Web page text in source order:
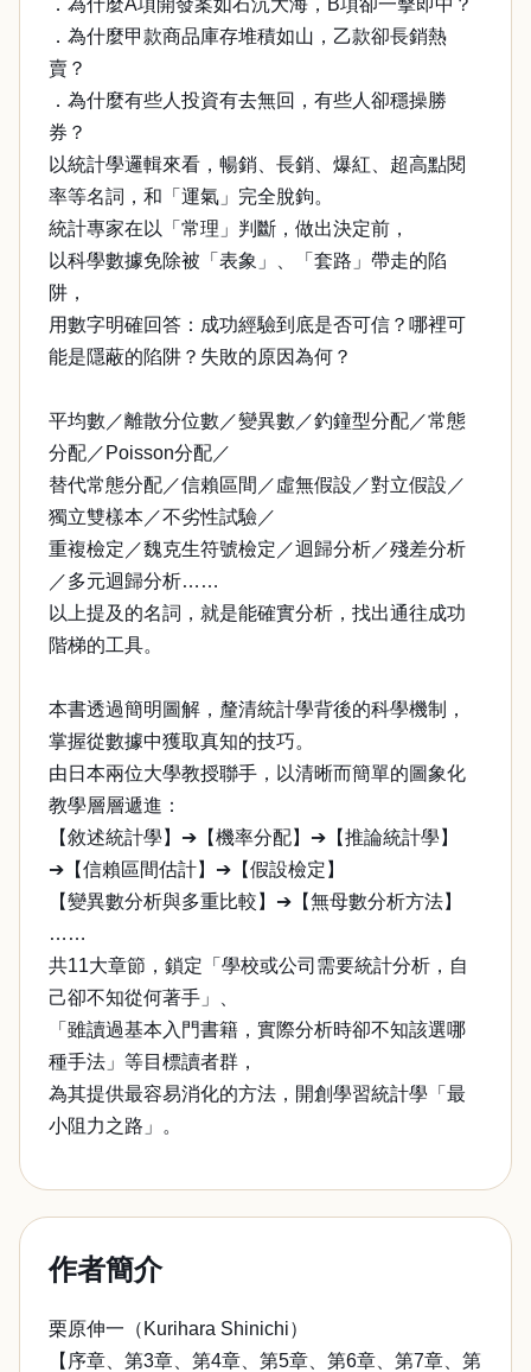
．為什麼A項開發案如石沉大海，B項卻一擊即中？
．為什麼甲款商品庫存堆積如山，乙款卻長銷熱
賣？
．為什麼有些人投資有去無回，有些人卻穩操勝
券？
以統計學邏輯來看，暢銷、長銷、爆紅、超高點閱
率等名詞，和「運氣」完全脫鉤。
統計專家在以「常理」判斷，做出決定前，
以科學數據免除被「表象」、「套路」帶走的陷
阱，
用數字明確回答：成功經驗到底是否可信？哪裡可
能是隱蔽的陷阱？失敗的原因為何？
平均數／離散分位數／變異數／釣鐘型分配／常態
分配／Poisson分配／
替代常態分配／信賴區間／虛無假設／對立假設／
獨立雙樣本／不劣性試驗／
重複檢定／魏克生符號檢定／迴歸分析／殘差分析
／多元迴歸分析……
以上提及的名詞，就是能確實分析，找出通往成功
階梯的工具。
本書透過簡明圖解，釐清統計學背後的科學機制，
掌握從數據中獲取真知的技巧。
由日本兩位大學教授聯手，以清晰而簡單的圖象化
教學層層遞進：
【敘述統計學】➔【機率分配】➔【推論統計學】
➔【信賴區間估計】➔【假設檢定】
【變異數分析與多重比較】➔【無母數分析方法】
……
共11大章節，鎖定「學校或公司需要統計分析，自
己卻不知從何著手」、
「雖讀過基本入門書籍，實際分析時卻不知該選哪
種手法」等目標讀者群，
為其提供最容易消化的方法，開創學習統計學「最
小阻力之路」。
作者簡介
栗原伸一（Kurihara Shinichi）
【序章、第3章、第4章、第5章、第6章、第7章、第